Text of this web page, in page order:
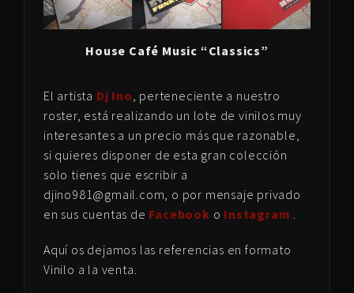
House Café Music “Classics”
El artista Dj Ino , perteneciente a nuestro
roster, está realizando un lote de vinilos muy
interesantes a un precio más que razonable,
si quieres disponer de esta gran colección
solo tienes que escribir a
djino981@gmail.com, o por mensaje privado
en sus cuentas de Facebook o Instagram
Aquí os dejamos las referencias en formato
Vinilo a la venta.